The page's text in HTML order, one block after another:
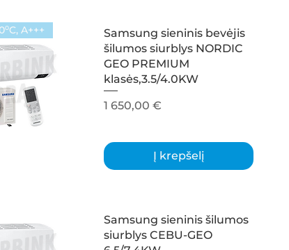
A+++
Samsung sieninis bevėjis
šilumos siurblys NORDIC
GEO PREMIUM
klasės,3.5/4.0KW
Kaina
1 650,00 €
Į krepšelį
Samsung sieninis šilumos
siurblys CEBU-GEO